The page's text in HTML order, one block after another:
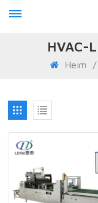
HVAC-
Heim /